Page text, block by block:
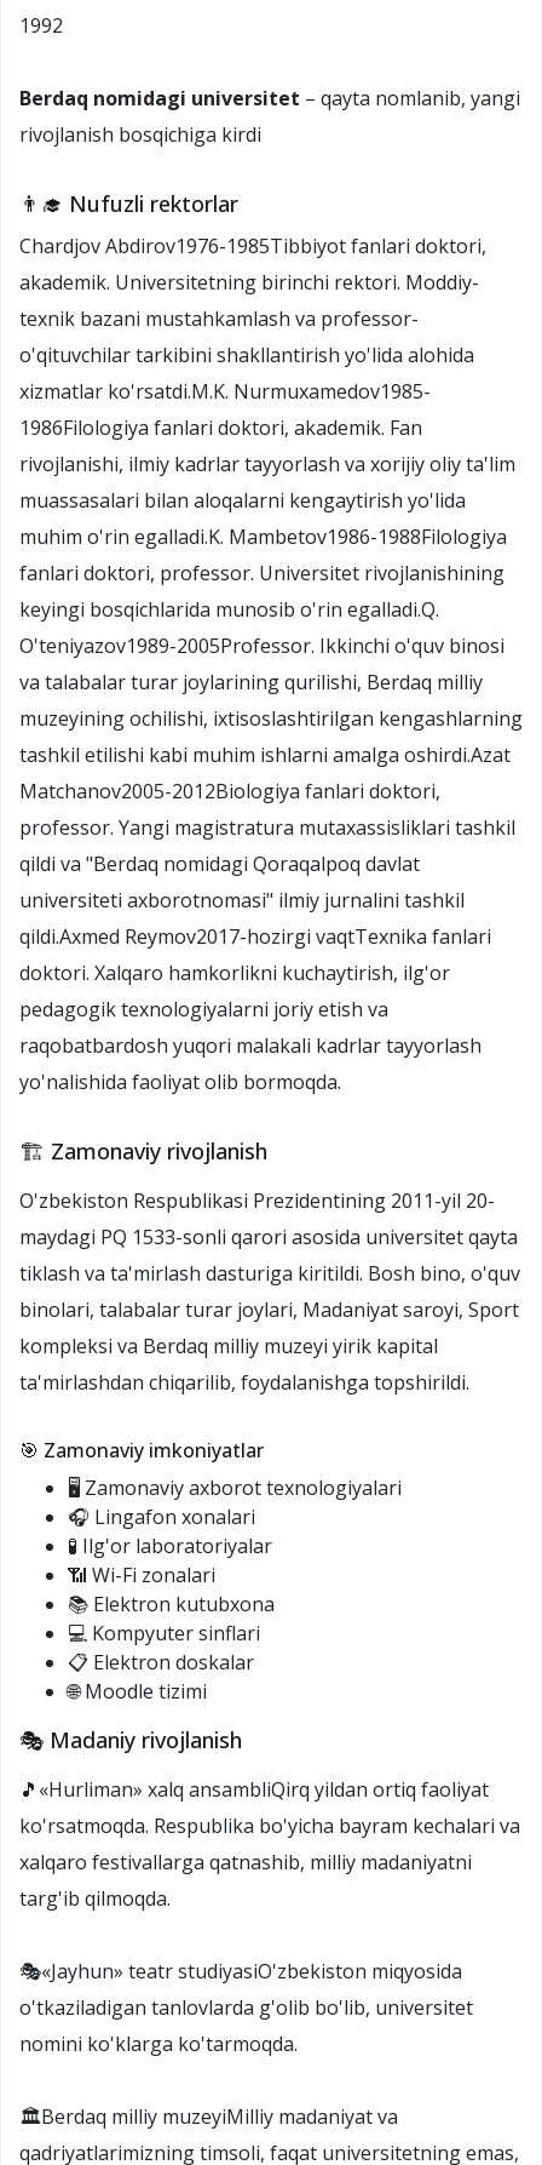
1992
Berdaq nomidagi universitet – qayta nomlanib, yangi
rivojlanish bosqichiga kirdi
👨‍🎓 Nufuzli rektorlar
Chardjov Abdirov1976-1985Tibbiyot fanlari doktori,
akademik. Universitetning birinchi rektori. Moddiy-
texnik bazani mustahkamlash va professor-
o'qituvchilar tarkibini shakllantirish yo'lida alohida
xizmatlar ko'rsatdi.M.K. Nurmuxamedov1985-
1986Filologiya fanlari doktori, akademik. Fan
rivojlanishi, ilmiy kadrlar tayyorlash va xorijiy oliy ta'lim
muassasalari bilan aloqalarni kengaytirish yo'lida
muhim o'rin egalladi.K. Mambetov1986-1988Filologiya
fanlari doktori, professor. Universitet rivojlanishining
keyingi bosqichlarida munosib o'rin egalladi.Q.
O'teniyazov1989-2005Professor. Ikkinchi o'quv binosi
va talabalar turar joylarining qurilishi, Berdaq milliy
muzeyining ochilishi, ixtisoslashtirilgan kengashlarning
tashkil etilishi kabi muhim ishlarni amalga oshirdi.Azat
Matchanov2005-2012Biologiya fanlari doktori,
professor. Yangi magistratura mutaxassisliklari tashkil
qildi va "Berdaq nomidagi Qoraqalpoq davlat
universiteti axborotnomasi" ilmiy jurnalini tashkil
qildi.Axmed Reymov2017-hozirgi vaqtTexnika fanlari
doktori. Xalqaro hamkorlikni kuchaytirish, ilg'or
pedagogik texnologiyalarni joriy etish va
raqobatbardosh yuqori malakali kadrlar tayyorlash
yo'nalishida faoliyat olib bormoqda.
🏗️ Zamonaviy rivojlanish
O'zbekiston Respublikasi Prezidentining 2011-yil 20-
maydagi PQ 1533-sonli qarori asosida universitet qayta
tiklash va ta'mirlash dasturiga kiritildi. Bosh bino, o'quv
binolari, talabalar turar joylari, Madaniyat saroyi, Sport
kompleksi va Berdaq milliy muzeyi yirik kapital
ta'mirlashdan chiqarilib, foydalanishga topshirildi.
🎯 Zamonaviy imkoniyatlar
🖥️ Zamonaviy axborot texnologiyalari
🎧 Lingafon xonalari
🧪 Ilg'or laboratoriyalar
📶 Wi-Fi zonalari
📚 Elektron kutubxona
💻 Kompyuter sinflari
📋 Elektron doskalar
🌐 Moodle tizimi
🎭 Madaniy rivojlanish
🎵«Hurliman» xalq ansambliQirq yildan ortiq faoliyat
ko'rsatmoqda. Respublika bo'yicha bayram kechalari va
xalqaro festivallarga qatnashib, milliy madaniyatni
targ'ib qilmoqda.
🎭«Jayhun» teatr studiyasiO'zbekiston miqyosida
o'tkaziladigan tanlovlarda g'olib bo'lib, universitet
nomini ko'klarga ko'tarmoqda.
🏛️Berdaq milliy muzeyiMilliy madaniyat va
qadriyatlarimizning timsoli, faqat universitetning emas,